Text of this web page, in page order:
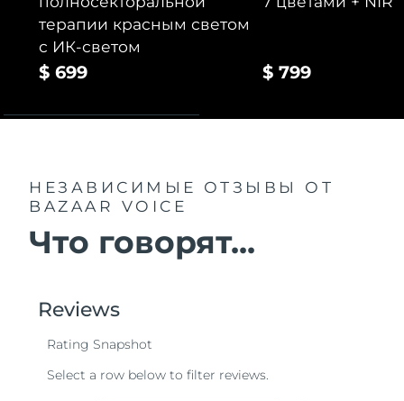
терапии красным светом
с ИК-светом
$ 699 $ 799
НЕЗАВИСИМЫЕ ОТЗЫВЫ
ОТ
BAZAAR VOICE
Что говорят...